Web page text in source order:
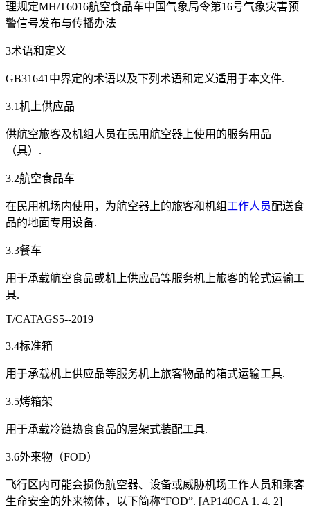
理规定MH/T6016航空食品车中国气象局令第16号气象灾害预
警信号发布与传播办法
3术语和定义
GB31641中界定的术语以及下列术语和定义适用于本文件.
3.1机上供应品
供航空旅客及机组人员在民用航空器上使用的服务用品
（具）.
3.2航空食品车
在民用机场内使用，为航空器上的旅客和机组工作人员配送食
品的地面专用设备.
3.3餐车
用于承载航空食品或机上供应品等服务机上旅客的轮式运输工
具.
T/CATAGS5--2019
3.4标准箱
用于承载机上供应品等服务机上旅客物品的箱式运输工具.
3.5烤箱架
用于承载冷链热食食品的层架式装配工具.
3.6外来物（FOD）
飞行区内可能会损伤航空器、设备或威胁机场工作人员和乘客
生命安全的外来物体，以下简称“FOD”. [AP140CA 1. 4. 2]